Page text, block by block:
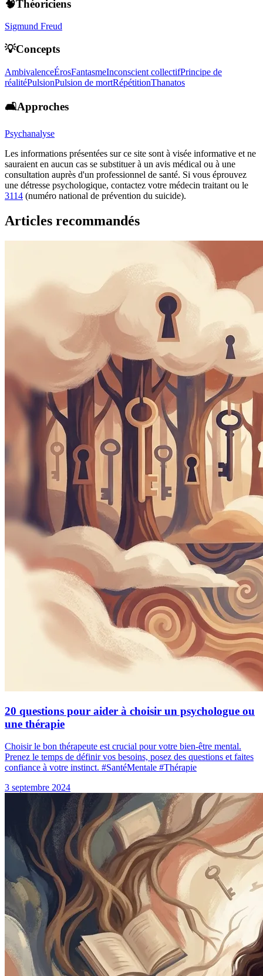
🧠Théoriciens
Sigmund Freud
💡Concepts
AmbivalenceÉrosFantasmeInconscient collectifPrincipe de
réalitéPulsionPulsion de mortRépétitionThanatos
🛋️Approches
Psychanalyse
Les informations présentées sur ce site sont à visée informative et ne
sauraient en aucun cas se substituer à un avis médical ou à une
consultation auprès d'un professionnel de santé. Si vous éprouvez
une détresse psychologique, contactez votre médecin traitant ou le
3114 (numéro national de prévention du suicide).
Articles recommandés
20 questions pour aider à choisir un psychologue ou
une thérapie
Choisir le bon thérapeute est crucial pour votre bien-être mental.
Prenez le temps de définir vos besoins, posez des questions et faites
confiance à votre instinct. #SantéMentale #Thérapie
3 septembre 2024